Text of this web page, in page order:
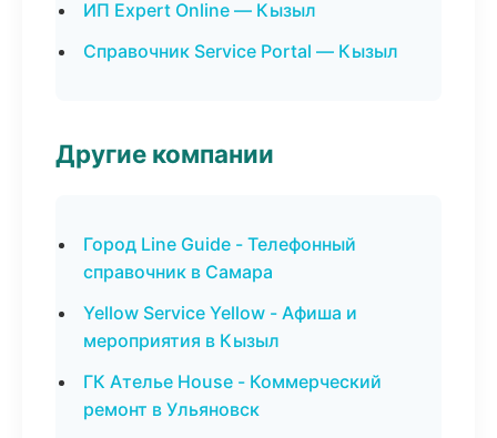
ИП Expert Online — Кызыл
Справочник Service Portal — Кызыл
Другие компании
Город Line Guide - Телефонный
справочник в Самара
Yellow Service Yellow - Афиша и
мероприятия в Кызыл
ГК Ателье House - Коммерческий
ремонт в Ульяновск